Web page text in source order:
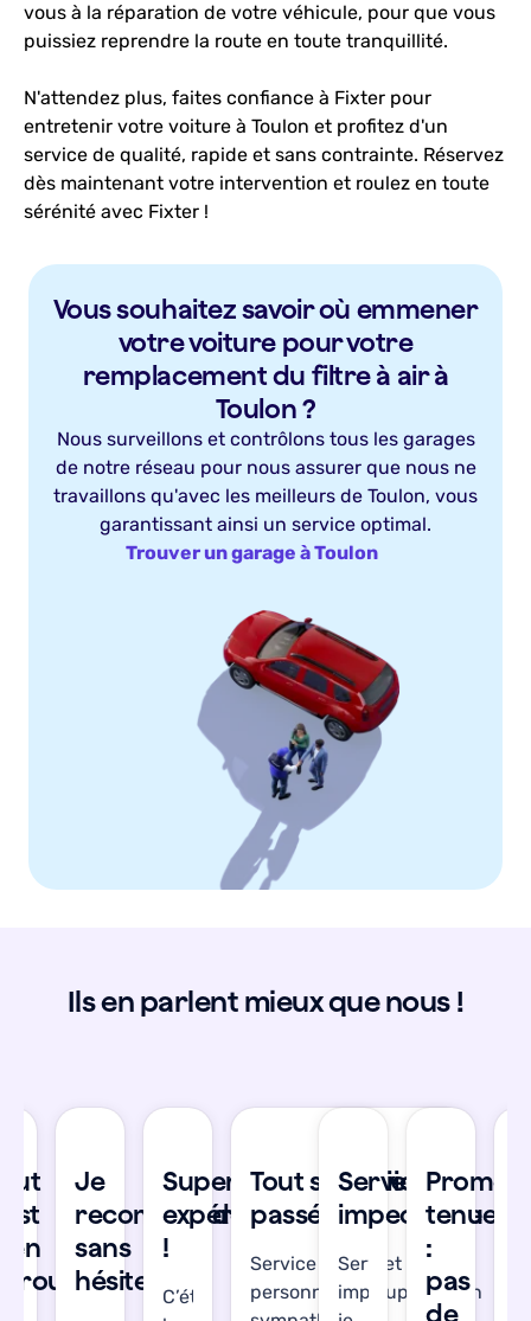
vous à la réparation de votre véhicule, pour que vous
puissiez reprendre la route en toute tranquillité.
N'attendez plus, faites confiance à Fixter pour
entretenir votre voiture à Toulon et profitez d'un
service de qualité, rapide et sans contrainte. Réservez
dès maintenant votre intervention et roulez en toute
sérénité avec Fixter !
Vous souhaitez savoir où emmener
votre voiture pour votre
remplacement du filtre à air à
Toulon ?
Nous surveillons et contrôlons tous les garages
de notre réseau pour nous assurer que nous ne
travaillons qu'avec les meilleurs de Toulon, vous
garantissant ainsi un service optimal.
Trouver un garage à Toulon
Ils en parlent mieux que nous !
Je
recommande
sans
hésiter
Super
expérience
!
C’était
Tout s'est bien
passé !
Service réactif et les
personnes en support son
Service
impeccable
Service
impeccable,
tenue
:
pas
de